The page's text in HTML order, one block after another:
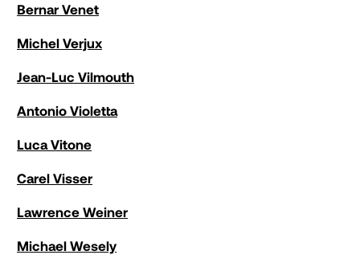
Bernar Venet
Michel Verjux
Jean-Luc Vilmouth
Antonio Violetta
Luca Vitone
Carel Visser
Lawrence Weiner
Michael Wesely